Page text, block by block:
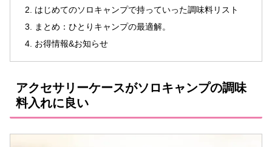
はじめてのソロキャンプで持っていった調味料リスト
まとめ：ひとりキャンプの最適解。
お得情報&お知らせ
アクセサリーケースがソロキャンプの調味
料入れに良い